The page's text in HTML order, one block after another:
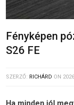
Fényképen
S26 FE
SZERZŐ: RICHÁRD ON